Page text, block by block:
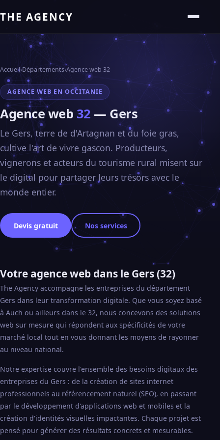
THE AGENCY
Accueil›Départements›Agence web 32
AGENCE WEB EN OCCITANIE
Agence web 32 — Gers
Le Gers, terre de d'Artagnan et du foie gras,
cultive l'art de vivre gascon. Producteurs,
vignerons et acteurs du tourisme rural misent sur
le digital pour partager leurs trésors avec le
monde entier.
Devis gratuit Nos services
Votre agence web dans le Gers (32)
The Agency accompagne les entreprises du département
Gers dans leur transformation digitale. Que vous soyez basé
à Auch ou ailleurs dans le 32, nous concevons des solutions
web sur mesure qui répondent aux spécificités de votre
marché local tout en vous donnant les moyens de rayonner
au niveau national.
Notre expertise couvre l'ensemble des besoins digitaux des
entreprises du Gers : de la création de sites internet
professionnels au référencement naturel (SEO), en passant
par le développement d'applications web et mobiles et la
création d'identités visuelles impactantes. Chaque projet est
pensé pour générer des résultats concrets et mesurables.